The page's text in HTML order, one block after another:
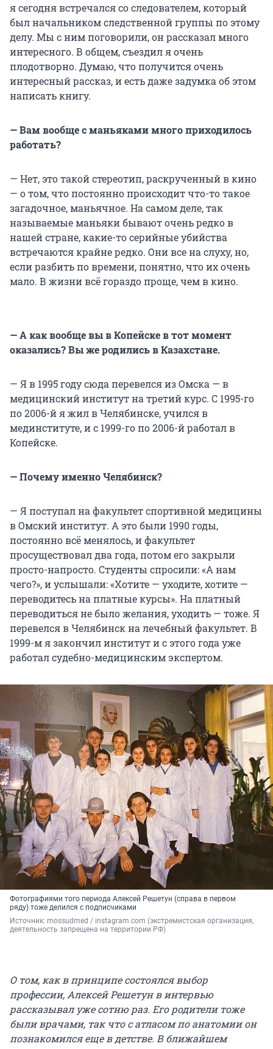
я сегодня встречался со следователем, который
был начальником следственной группы по этому
делу. Мы с ним поговорили, он рассказал много
интересного. В общем, съездил я очень
плодотворно. Думаю, что получится очень
интересный рассказ, и есть даже задумка об этом
написать книгу.
— Вам вообще с маньяками много приходилось
работать?
— Нет, это такой стереотип, раскрученный в кино
— о том, что постоянно происходит что-то такое
загадочное, маньячное. На самом деле, так
называемые маньяки бывают очень редко в
нашей стране, какие-то серийные убийства
встречаются крайне редко. Они все на слуху, но,
если разбить по времени, понятно, что их очень
мало. В жизни всё гораздо проще, чем в кино.
— А как вообще вы в Копейске в тот момент
оказались? Вы же родились в Казахстане.
— Я в 1995 году сюда перевелся из Омска — в
медицинский институт на третий курс. С 1995-го
по 2006-й я жил в Челябинске, учился в
мединституте, и с 1999-го по 2006-й работал в
Копейске.
— Почему именно Челябинск?
— Я поступал на факультет спортивной медицины
в Омский институт. А это были 1990 годы,
постоянно всё менялось, и факультет
просуществовал два года, потом его закрыли
просто-напросто. Студенты спросили: «А нам
чего?», и услышали: «Хотите — уходите, хотите —
переводитесь на платные курсы». На платный
переводиться не было желания, уходить — тоже. Я
перевелся в Челябинск на лечебный факультет. В
1999-м я закончил институт и с этого года уже
работал судебно-медицинским экспертом.
Фотографиями того периода Алексей Решетун (справа в первом
ряду) тоже делился с подписчиками
Источник: mossudmed / instagram.com (экстремистская организация,
деятельность запрещена на территории РФ)
О том, как в принципе состоялся выбор
профессии, Алексей Решетун в интервью
рассказывал уже сотню раз. Его родители тоже
были врачами, так что с атласом по анатомии он
познакомился еще в детстве. В ближайшем